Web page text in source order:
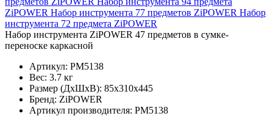
ZiPOWER Набор инструмента 77 предметов ZiPOWER Набор
инструмента 72 предмета ZiPOWER
Набор инструмента ZiPOWER 47 предметов в сумке-
переноске каркасной
Артикул: PM5138
Вес: 3.7 кг
Размер (ДхШхВ): 85x310x445
Бренд: ZiPOWER
Артикул производителя: PM5138